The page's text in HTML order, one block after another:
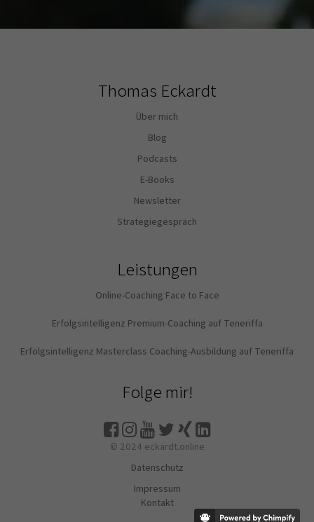
Thomas Eckardt
Über mich
Blog
Podcasts
E-Books
Newsletter
Strategiegespräch
Leistungen
Online-Coaching Face to Face
Erfolgsintelligenz Premium-Coaching auf Teneriffa
Erfolgsintelligenz Masterclass Coaching-Ausbildung auf Teneriffa
Folge mir!
© 2024 eckardt.online
Datenschutz
Impressum
Kontakt